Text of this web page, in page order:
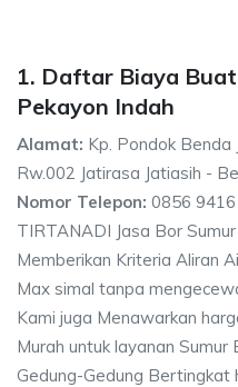
1. Daftar Biaya
Pekayon Indah
Alamat: Kp. Pondok Benda
Rw.002 Jatirasa Jatiasih -
Nomor Telepon: 0856
TIRTANADI Jasa Bor
Memberikan Kriteria Aliran
Max simal tanpa
Kami juga Menawarkan
Murah untuk layanan
Gedung-Gedung Bertingkat